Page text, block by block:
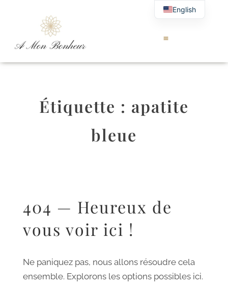
Étiquette : apatite
bleue
404 — Heureux de
vous voir ici !
Ne paniquez pas, nous allons résoudre cela
ensemble. Explorons les options possibles ici.
English